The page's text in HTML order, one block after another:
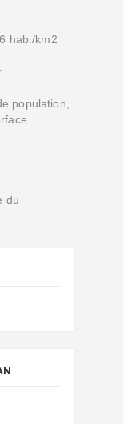
hab./km2
population,
du